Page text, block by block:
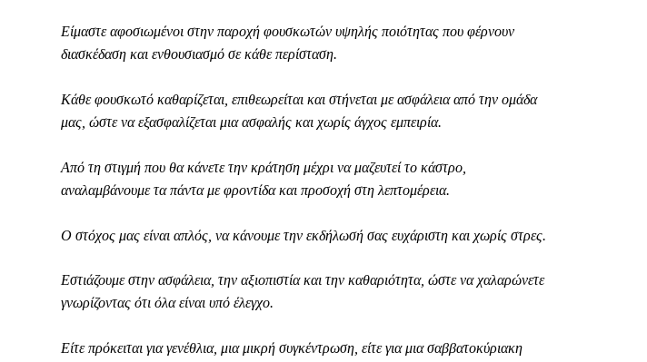
Είμαστε αφοσιωμένοι στην παροχή φουσκωτών υψηλής ποιότητας που φέρνουν
διασκέδαση και ενθουσιασμό σε κάθε περίσταση.
Κάθε φουσκωτό καθαρίζεται, επιθεωρείται και στήνεται με ασφάλεια από την ομάδα
μας, ώστε να εξασφαλίζεται μια ασφαλής και χωρίς άγχος εμπειρία.
Από τη στιγμή που θα κάνετε την κράτηση μέχρι να μαζευτεί το κάστρο,
αναλαμβάνουμε τα πάντα με φροντίδα και προσοχή στη λεπτομέρεια.
Ο στόχος μας είναι απλός, να κάνουμε την εκδήλωσή σας ευχάριστη και χωρίς στρες.
Εστιάζουμε στην ασφάλεια, την αξιοπιστία και την καθαριότητα, ώστε να χαλαρώνετε
γνωρίζοντας ότι όλα είναι υπό έλεγχο.
Είτε πρόκειται για γενέθλια, μια μικρή συγκέντρωση, είτε για μια σαββατοκύριακη